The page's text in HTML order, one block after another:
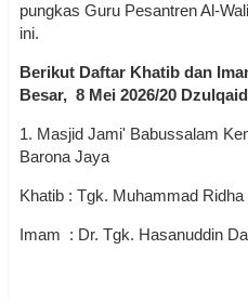
pungkas Guru Pesantren Al-
ini.
Berikut Daftar Khatib dan
Besar, 8 Mei 2026/20
1. Masjid Jami' Babussalam
Barona Jaya
Khatib : Tgk. Muhammad Ridha
Imam : Dr. Tgk. Hasanuddin